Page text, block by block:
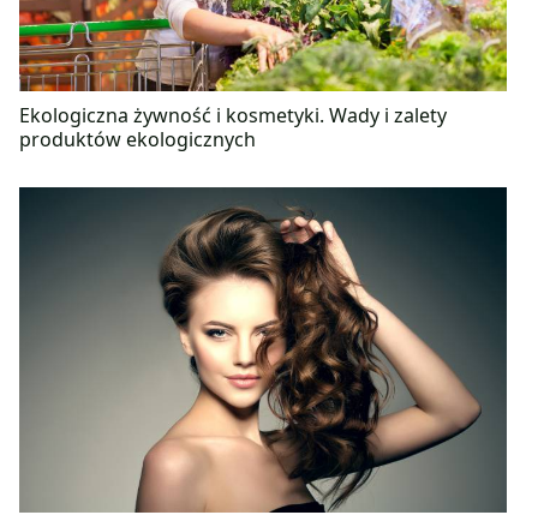
Ekologiczna żywność i kosmetyki. Wady i zalety
produktów ekologicznych